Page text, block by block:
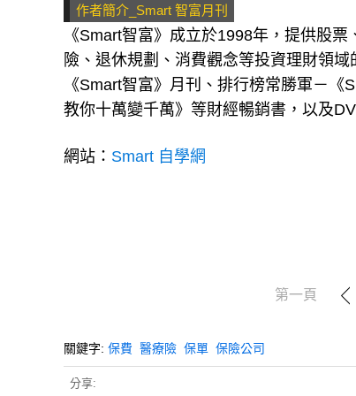
作者簡介_Smart 智富月刊
《Smart智富》成立於1998年，提供股
險、退休規劃、消費觀念等投資理財領
《Smart智富》月刊、排行榜常勝軍－
教你十萬變千萬》等財經暢銷書，以及
網站： Smart 自學網
第一頁
關鍵字: 保費 醫療險 保單 保險公司
分享: